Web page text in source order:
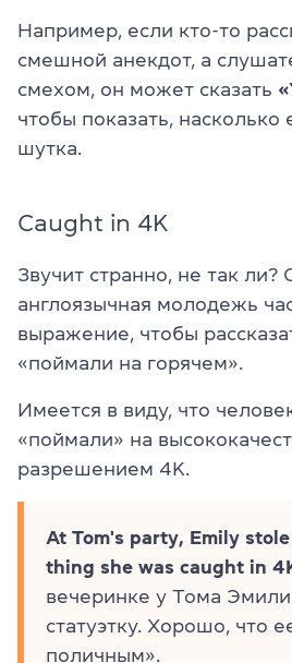
Например, если кто-то
смешной анекдот, а
смехом, он может сказать
чтобы показать, насколько
шутка.
Caught in 4K
Звучит странно, не так ли?
англоязычная молодежь
выражение, чтобы
«поймали на горячем».
Имеется в виду, что
«поймали» на
разрешением 4K.
At Tom's party, Emily
thing she was caught in
вечеринке у Тома Эмили
статуэтку. Хорошо, что
поличным».